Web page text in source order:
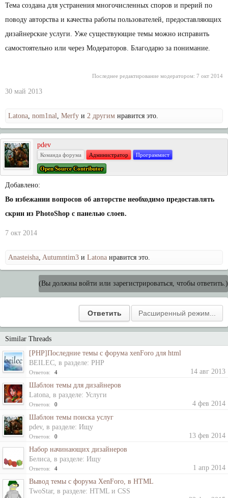
Тема создана для устранения многочисленных споров и прерий по
поводу авторства и качества работы пользователей, предоставляющих
дизайнерские услуги. Уже существующие темы можно исправить
самостоятельно или через Модераторов. Благодарю за понимание.
Последнее редактирование модератором: 7 окт 2014
30 май 2013
Latona, nom1nal, Merfy и 2 другим нравится это.
pdev
Команда форума Администратор Программист
Open Source Contributor
Добавлено:
Во избежании вопросов об авторстве необходимо предоставлять
скрин из PhotoShop с панелью слоев.
7 окт 2014
Anasteisha, Autumntim3 и Latona нравится это.
(Вы должны войти или зарегистрироваться, чтобы ответить.)
Similar Threads
[PHP]Последние темы с форума xenForo для html
BEILEC, в разделе: PHP
Ответов: 4
14 авг 2013
Шаблон темы для дизайнеров
Latona, в разделе: Услуги
Ответов: 0
4 фев 2014
Шаблон темы поиска услуг
pdev, в разделе: Ищу
Ответов: 0
13 фев 2014
Набор начинающих дизайнеров
Белиса, в разделе: Ищу
Ответов: 4
1 апр 2014
Вывод темы с форума XenForo, в HTML
TwoStar, в разделе: HTML и CSS